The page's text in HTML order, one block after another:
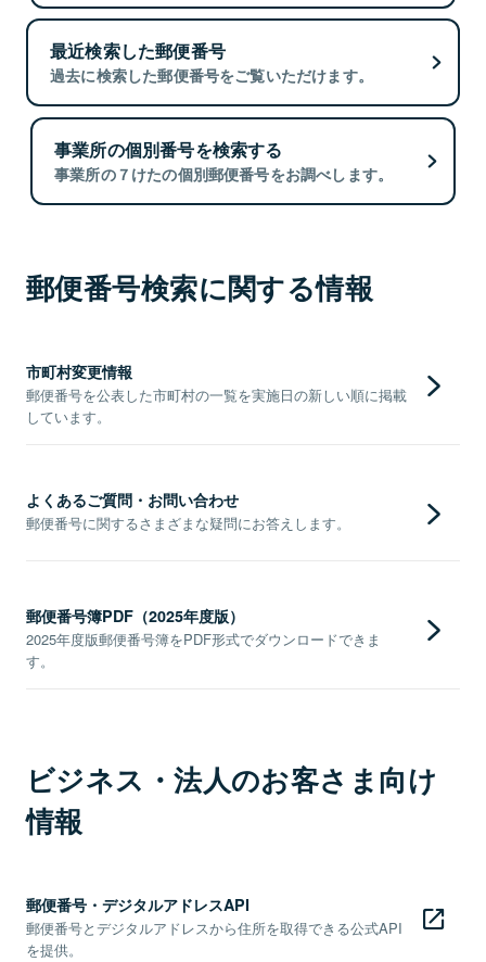
最近検索した郵便番号
過去に検索した郵便番号をご覧いただけます。
事業所の個別番号を検索する
事業所の７けたの個別郵便番号をお調べします。
郵便番号検索に関する情報
市町村変更情報
郵便番号を公表した市町村の一覧を実施日の新しい順に掲載
しています。
よくあるご質問・お問い合わせ
郵便番号に関するさまざまな疑問にお答えします。
郵便番号簿PDF（2025年度版）
2025年度版郵便番号簿をPDF形式でダウンロードできま
す。
ビジネス・法人のお客さま向け
情報
郵便番号・デジタルアドレスAPI
郵便番号とデジタルアドレスから住所を取得できる公式API
を提供。